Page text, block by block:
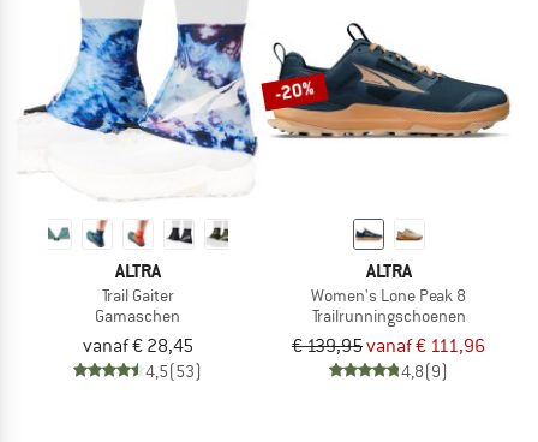
ALTRA
Trail Gaiter
Gamaschen
vanaf € 28,45
4,5(53)
-20%
ALTRA
Women's Lone Peak 8
Trailrunningschoenen
€ 139,95vanaf € 111,96
4,8(9)